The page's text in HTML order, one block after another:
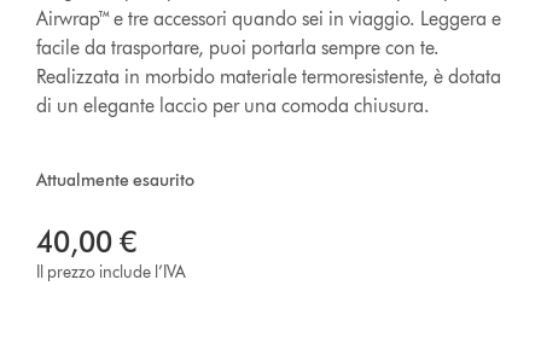
Airwrap™ e tre accessori quando sei in viaggio. Leggera e
facile da trasportare, puoi portarla sempre con te.
Realizzata in morbido materiale termoresistente, è dotata
di un elegante laccio per una comoda chiusura.
Attualmente esaurito
40,00 €
Il prezzo include l’IVA